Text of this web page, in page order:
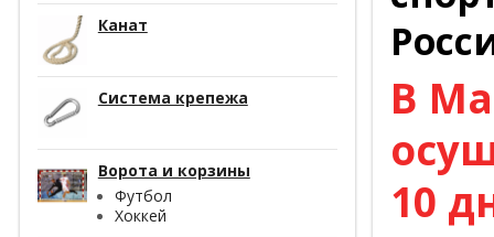
Канат
Система крепежа
Ворота и корзины
Футбол
Хоккей
В
10